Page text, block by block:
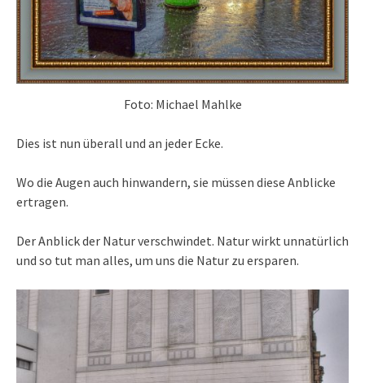
Foto: Michael Mahlke
Dies ist nun überall und an jeder Ecke.
Wo die Augen auch hinwandern, sie müssen diese Anblicke
ertragen.
Der Anblick der Natur verschwindet. Natur wirkt unnatürlich
und so tut man alles, um uns die Natur zu ersparen.